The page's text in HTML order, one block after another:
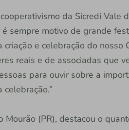
da Sicredi Vale
sempre motivo de grande
e celebração do nosso
reais e de associadas que
para ouvir sobre a
(PR), destacou o